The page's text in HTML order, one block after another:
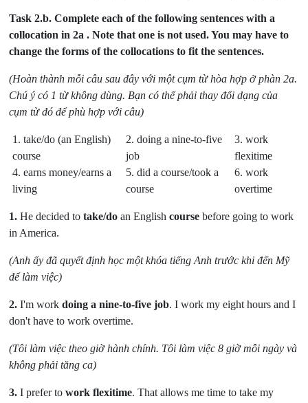
Task 2.b. Complete each of the following sentences with a
collocation in 2a . Note that one is not used. You may have to
change the forms of the collocations to fit the sentences.
(Hoàn thành mỗi câu sau đây với một cụm từ hòa hợp ở phàn 2a.
Chú ý có 1 từ không dùng. Bạn có thể phải thay đổi dạng của
cụm từ đó để phù hợp với câu)
1. take/do (an English)
course
2. doing a nine-to-five
job
3. work
flexitime
4. earns money/earns a
living
5. did a course/took a
course
6. work
overtime
1. He decided totake/do an Englishcourse before going to work
in America.
(Anh ấy đã quyết định học một khóa tiếng Anh trước khi đến Mỹ
để làm việc)
2. I'm workdoing a nine-to-five job. I work my eight hours and I
don't have to work overtime.
(Tôi làm việc theo giờ hành chính. Tôi làm việc 8 giờ mỗi ngày và
không phải tăng ca)
3. I prefer towork flexitime. That allows me time to take my